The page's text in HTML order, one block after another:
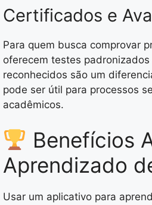
Certificados e
Para quem busca comprovar
oferecem testes
reconhecidos são um
pode ser útil para processos
acadêmicos.
Benefícios
Aprendizado
Usar um aplicativo para